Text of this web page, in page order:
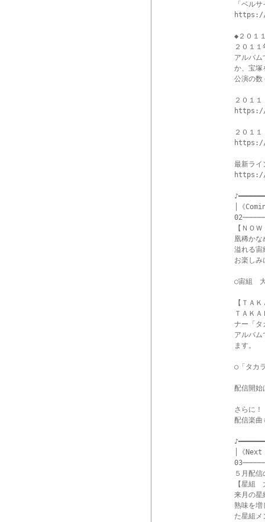
「ベル
https://
◆２０１
２０１
アルバム
か、宝塚
公演の数
２０１
https://
２０１
https://
最新ライ
https://
│《
【ＮＯ
凰稀かな
溢れる宙
お楽しみ
○宙組　
【ＴＡ
ＴＡＫ
ナー「タ
アルバム
ます。
○「タカ
配信開始
さらに！
配信楽曲
│《
５月配
【星組
来月の星
熟味を増
た星組メ